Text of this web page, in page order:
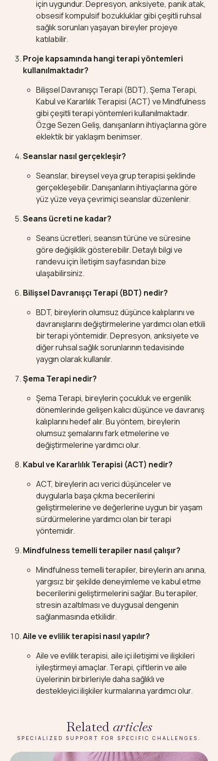
için uygundur. Depresyon, anksiyete, panik atak,
obsesif kompulsif bozukluklar gibi çeşitli ruhsal
sağlık sorunları yaşayan bireyler projeye
katılabilir.
Proje kapsamında hangi terapi yöntemleri
kullanılmaktadır?
Bilişsel Davranışçı Terapi (BDT), Şema Terapi,
Kabul ve Kararlılık Terapisi (ACT) ve Mindfulness
gibi çeşitli terapi yöntemleri kullanılmaktadır.
Özge Sezen Geliş, danışanların ihtiyaçlarına göre
eklektik bir yaklaşım benimser.
Seanslar nasıl gerçekleşir?
Seanslar, bireysel veya grup terapisi şeklinde
gerçekleşebilir. Danışanların ihtiyaçlarına göre
yüz yüze veya çevrimiçi seanslar düzenlenir.
Seans ücreti ne kadar?
Seans ücretleri, seansın türüne ve süresine
göre değişiklik gösterebilir. Detaylı bilgi ve
randevu için İletişimsayfasından bize
ulaşabilirsiniz.
Bilişsel Davranışçı Terapi (BDT) nedir?
BDT, bireylerin olumsuz düşünce kalıplarını ve
davranışlarını değiştirmelerine yardımcı olan etkili
bir terapi yöntemidir. Depresyon, anksiyete ve
diğer ruhsal sağlık sorunlarının tedavisinde
yaygın olarak kullanılır.
Şema Terapi nedir?
Şema Terapi, bireylerin çocukluk ve ergenlik
dönemlerinde gelişen kalıcı düşünce ve davranış
kalıplarını hedef alır. Bu yöntem, bireylerin
olumsuz şemalarını fark etmelerine ve
değiştirmelerine yardımcı olur.
Kabul ve Kararlılık Terapisi (ACT) nedir?
ACT, bireylerin acı verici düşünceler ve
duygularla başa çıkma becerilerini
geliştirmelerine ve değerlerine uygun bir yaşam
sürdürmelerine yardımcı olan bir terapi
yöntemidir.
Mindfulness temelli terapiler nasıl çalışır?
Mindfulness temelli terapiler, bireylerin anı anına,
yargısız bir şekilde deneyimleme ve kabul etme
becerilerini geliştirmelerini sağlar. Bu terapiler,
stresin azaltılması ve duygusal dengenin
sağlanmasında etkilidir.
Aile ve evlilik terapisi nasıl yapılır?
Aile ve evlilik terapisi, aile içi iletişimi ve ilişkileri
iyileştirmeyi amaçlar. Terapi, çiftlerin ve aile
üyelerinin birbirleriyle daha sağlıklı ve
destekleyici ilişkiler kurmalarına yardımcı olur.
Related articles
SPECIALIZED SUPPORT FOR SPECIFIC CHALLENGES.